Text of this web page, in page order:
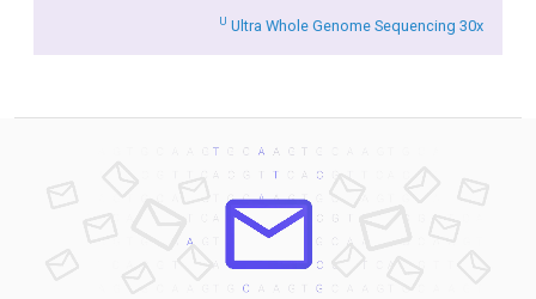
U Ultra Whole Genome Sequencing 30x